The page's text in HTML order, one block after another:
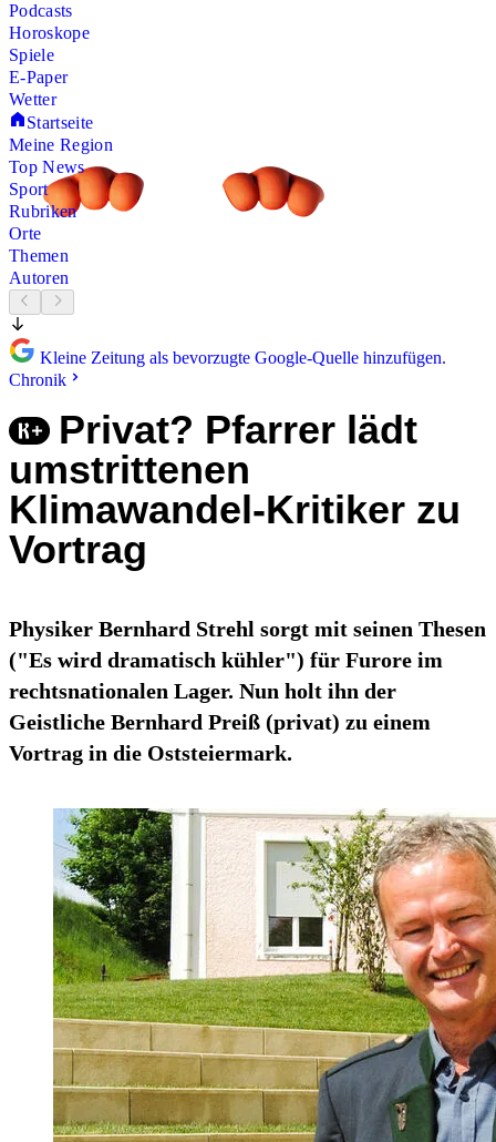
Podcasts
Horoskope
Spiele
E-Paper
Wetter
Startseite
Meine Region
Top News
Sport
Rubriken
Orte
Themen
Autoren
Kleine Zeitung als bevorzugte Google-Quelle hinzufügen.
Chronik
Privat? Pfarrer lädt
umstrittenen
Klimawandel-Kritiker zu
Vortrag
Physiker Bernhard Strehl sorgt mit seinen Thesen
("Es wird dramatisch kühler") für Furore im
rechtsnationalen Lager. Nun holt ihn der
Geistliche Bernhard Preiß (privat) zu einem
Vortrag in die Oststeiermark.